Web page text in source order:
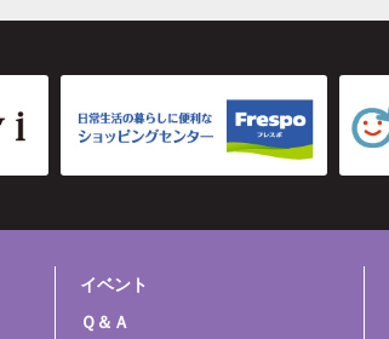
イベント
Ｑ＆Ａ